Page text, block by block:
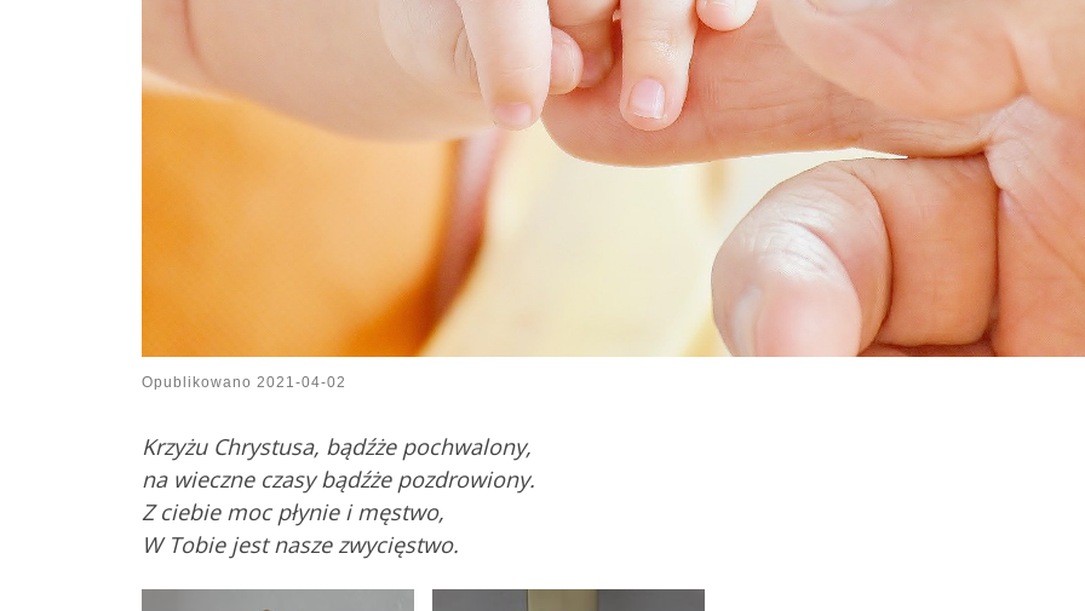
Opublikowano 2021-04-02
Krzyżu Chrystusa, bądźże pochwalony,
na wieczne czasy bądźże pozdrowiony.
Z ciebie moc płynie i męstwo,
W Tobie jest nasze zwycięstwo.